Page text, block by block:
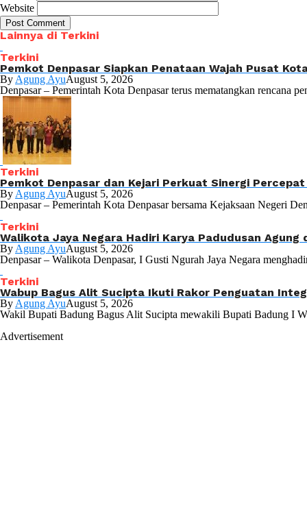
Website
Lainnya di Terkini
Terkini
Pemkot Denpasar Siapkan Penataan Wajah Pusat
By Agung AyuAugust 5, 2026
Denpasar – Pemerintah Kota Denpasar terus mematangkan rencana
Terkini
Pemkot Denpasar dan Kejari Perkuat Sinergi
By Agung AyuAugust 5, 2026
Denpasar – Pemerintah Kota Denpasar bersama Kejaksaan Negeri
Terkini
Walikota Jaya Negara Hadiri Karya Padudusan Agung
By Agung AyuAugust 5, 2026
Denpasar – Walikota Denpasar, I Gusti Ngurah Jaya Negara
Terkini
Wabup Bagus Alit Sucipta Ikuti Rakor Penguatan
By Agung AyuAugust 5, 2026
Wakil Bupati Badung Bagus Alit Sucipta mewakili Bupati Badung I
Advertisement